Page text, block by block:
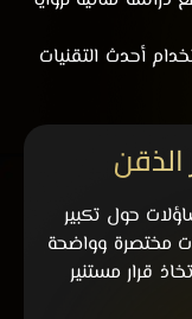
أحدث التقنيات
الذقن
حول تكبير
مختصرة وواضحة
قرار مستنير